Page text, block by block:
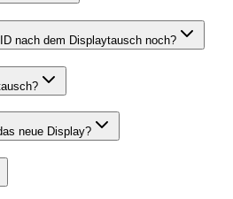
nach dem Displaytausch noch?
neue Display?